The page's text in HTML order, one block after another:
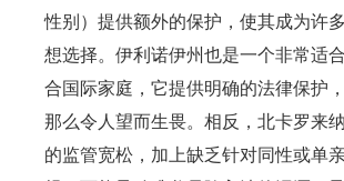
性别）提供额外的保护，使其成为许
想选择。伊利诺伊州也是一个非常适
合国际家庭，它提供明确的法律保护
那么令人望而生畏。相反，北卡罗来
的监管宽松，加上缺乏针对同性或单